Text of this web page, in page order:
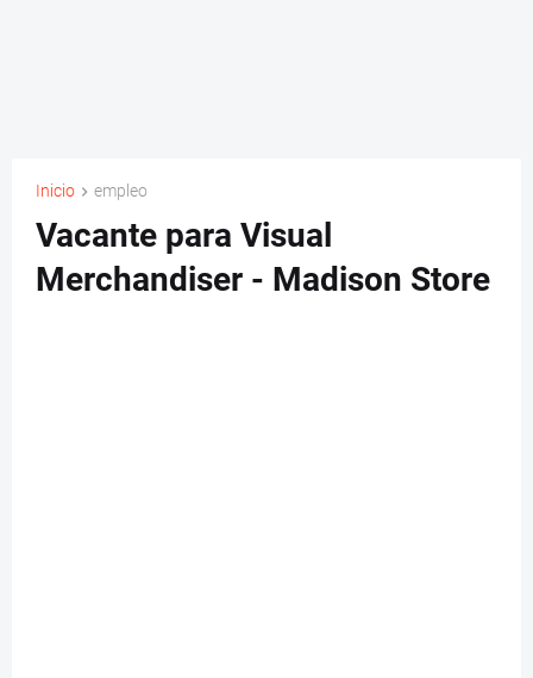
Inicio empleo
Vacante para Visual
Merchandiser - Madison Store